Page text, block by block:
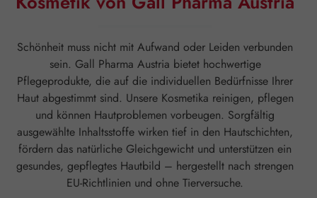
Schönheit muss nicht mit Aufwand oder Leiden verbunden
sein. Gall Pharma Austria bietet hochwertige
Pflegeprodukte, die auf die individuellen Bedürfnisse Ihrer
Haut abgestimmt sind. Unsere Kosmetika reinigen, pflegen
und können Hautproblemen vorbeugen. Sorgfältig
ausgewählte Inhaltsstoffe wirken tief in den Hautschichten,
fördern das natürliche Gleichgewicht und unterstützen ein
gesundes, gepflegtes Hautbild – hergestellt nach strengen
EU-Richtlinien und ohne Tierversuche.